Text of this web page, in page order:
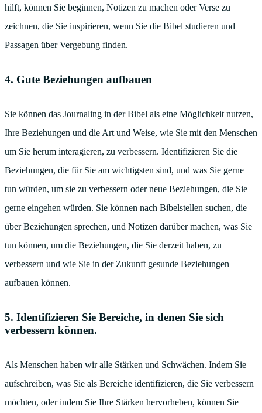
hilft, können Sie beginnen, Notizen zu machen oder Verse zu
zeichnen, die Sie inspirieren, wenn Sie die Bibel studieren und
Passagen über Vergebung finden.
4. Gute Beziehungen aufbauen
Sie können das Journaling in der Bibel als eine Möglichkeit nutzen,
Ihre Beziehungen und die Art und Weise, wie Sie mit den Menschen
um Sie herum interagieren, zu verbessern. Identifizieren Sie die
Beziehungen, die für Sie am wichtigsten sind, und was Sie gerne
tun würden, um sie zu verbessern oder neue Beziehungen, die Sie
gerne eingehen würden. Sie können nach Bibelstellen suchen, die
über Beziehungen sprechen, und Notizen darüber machen, was Sie
tun können, um die Beziehungen, die Sie derzeit haben, zu
verbessern und wie Sie in der Zukunft gesunde Beziehungen
aufbauen können.
5. Identifizieren Sie Bereiche, in denen Sie sich
verbessern können.
Als Menschen haben wir alle Stärken und Schwächen. Indem Sie
aufschreiben, was Sie als Bereiche identifizieren, die Sie verbessern
möchten, oder indem Sie Ihre Stärken hervorheben, können Sie